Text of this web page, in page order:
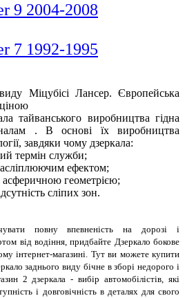
9 2004-2008
7 1992-1995
Міцубісі Лансер. Європейська
тайванського виробництва гідна
. В основі їх виробництва
завдяки чому дзеркала:
термін служби;
ефектом;
асферичною геометрією;
сліпих зон.
повну впевненість на дорозі і
від водіння, придбайте Дзеркало бокове
інтернет-магазині. Тут ви можете купити
заднього виду бічне в зборі недорого і
2 дзеркала - вибір автомобілістів, які
і довговічність в деталях для свого